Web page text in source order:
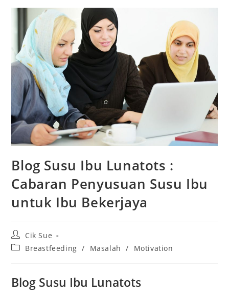
Blog Susu Ibu Lunatots :
Cabaran Penyusuan Susu Ibu
untuk Ibu Bekerjaya
Post
author:
Cik Sue
PostBreastfeeding / Masalah / Motivation
Blog Susu Ibu Lunatots